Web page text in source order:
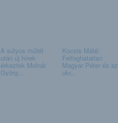
A súlyos műtét
után új hírek
érkeztek Molnár
Györg...
Kocsis Máté:
Felfoghatatlan
Magyar Péter és az
ukr...